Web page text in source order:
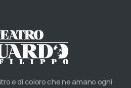
e di coloro che ne amano ogni